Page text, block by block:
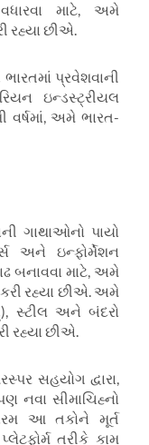
માટે, અમે
રહ્યા છીએ.
પ્રવેશવાની
ઇન્ડસ્ટ્રીયલ
વર્ષમાં, અમે ભારત-
ગાથાઓનો પાયો
અને ઇન્ફોર્મેશન
બનાવવા માટે, અમે
રહ્યા છીએ. અમે
, સ્ટીલ અને બંદરો
રહ્યા છીએ.
સહયોગ દ્વારા,
નવા સીમાચિહ્નો
આ તકોને મૂર્ત
તરીકે કામ